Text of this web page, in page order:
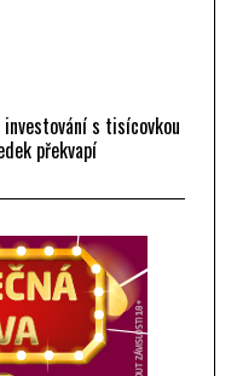
s tisícovkou
překvapí